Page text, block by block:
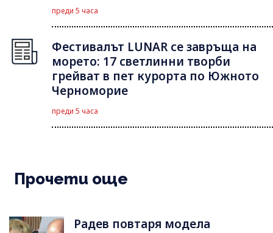
преди 5 часа
Фестивалът LUNAR се завръща на
морето: 17 светлинни творби
грейват в пет курорта по Южното
Черноморие
преди 5 часа
Прочети още
Радев повтаря модела